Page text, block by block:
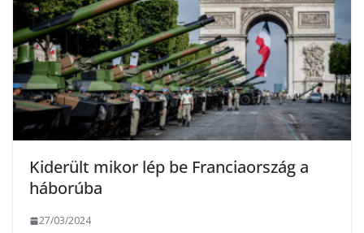
Kiderült mikor lép be Franciaország a
háborúba
27/03/2024